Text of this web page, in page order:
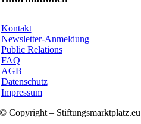
Kontakt
Newsletter-Anmeldung
Public Relations
FAQ
AGB
Datenschutz
Impressum
© Copyright – Stiftungsmarktplatz.eu